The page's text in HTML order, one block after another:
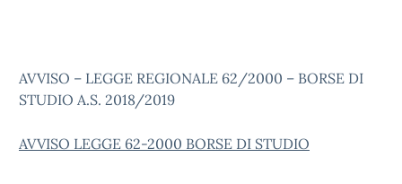
AVVISO – LEGGE REGIONALE 62/2000 – BORSE DI
STUDIO A.S. 2018/2019
AVVISO LEGGE 62-2000 BORSE DI STUDIO